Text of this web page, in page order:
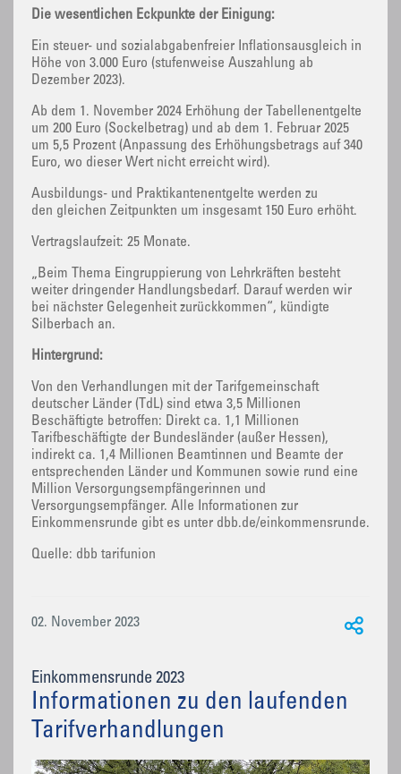
Die wesentlichen Eckpunkte der Einigung:
Ein steuer- und sozialabgabenfreier Inflationsausgleich in
Höhe von 3.000 Euro (stufenweise Auszahlung ab
Dezember 2023).
Ab dem 1. November 2024 Erhöhung der Tabellenentgelte
um 200 Euro (Sockelbetrag) und ab dem 1. Februar 2025
um 5,5 Prozent (Anpassung des Erhöhungsbetrags auf 340
Euro, wo dieser Wert nicht erreicht wird).
Ausbildungs- und Praktikantenentgelte werden zu
den gleichen Zeitpunkten um insgesamt 150 Euro erhöht.
Vertragslaufzeit: 25 Monate.
„Beim Thema Eingruppierung von Lehrkräften besteht
weiter dringender Handlungsbedarf. Darauf werden wir
bei nächster Gelegenheit zurückkommen“, kündigte
Silberbach an.
Hintergrund:
Von den Verhandlungen mit der Tarifgemeinschaft
deutscher Länder (TdL) sind etwa 3,5 Millionen
Beschäftigte betroffen: Direkt ca. 1,1 Millionen
Tarifbeschäftigte der Bundesländer (außer Hessen),
indirekt ca. 1,4 Millionen Beamtinnen und Beamte der
entsprechenden Länder und Kommunen sowie rund eine
Million Versorgungsempfängerinnen und
Versorgungsempfänger. Alle Informationen zur
Einkommensrunde gibt es unter dbb.de/einkommensrunde.
Quelle: dbb tarifunion
02. November 2023
Einkommensrunde 2023
Informationen zu den laufenden
Tarifverhandlungen